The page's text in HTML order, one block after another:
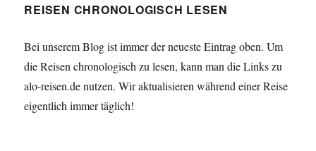
REISEN CHRONOLOGISCH LESEN
Bei unserem Blog ist immer der neueste Eintrag oben. Um
die Reisen chronologisch zu lesen, kann man die Links zu
alo-reisen.de nutzen. Wir aktualisieren während einer Reise
eigentlich immer täglich!